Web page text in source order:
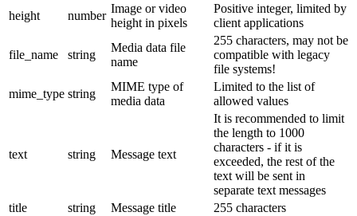
height
number
Image or video
height in pixels
Positive integer, limited by
client applications
file_name string
Media data file
name
255 characters, may not be
compatible with legacy
file systems!
mime_type string
MIME type of
media data
Limited to the list of
allowed values
text string Message text
It is recommended to limit
the length to 1000
characters - if it is
exceeded, the rest of the
text will be sent in
separate text messages
title
string Message title
255 characters